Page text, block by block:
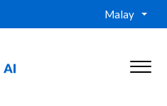
Malay